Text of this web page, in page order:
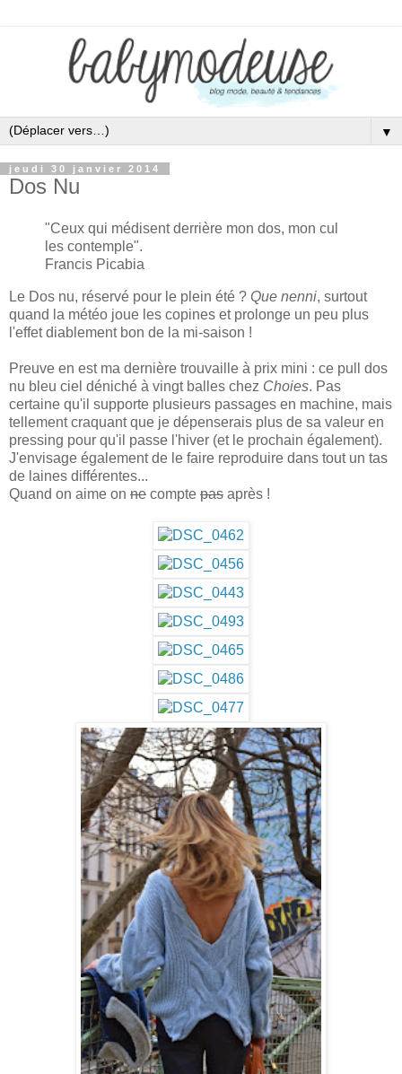
▼
jeudi 30 janvier 2014
Dos Nu
"Ceux qui médisent derrière mon dos, mon cul
les contemple".
Francis Picabia
Le Dos nu, réservé pour le plein été ? Que nenni, surtout
quand la météo joue les copines et prolonge un peu plus
l'effet diablement bon de la mi-saison !
Preuve en est ma dernière trouvaille à prix mini : ce pull dos
nu bleu ciel déniché à vingt balles chez Choies. Pas
certaine qu'il supporte plusieurs passages en machine, mais
tellement craquant que je dépenserais plus de sa valeur en
pressing pour qu'il passe l'hiver (et le prochain également).
J'envisage également de le faire reproduire dans tout un tas
de laines différentes...
Quand on aime on ne compte pas après !